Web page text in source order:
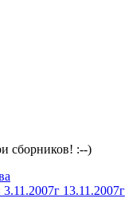
сборников! :--)
3.11.2007г 13.11.2007г